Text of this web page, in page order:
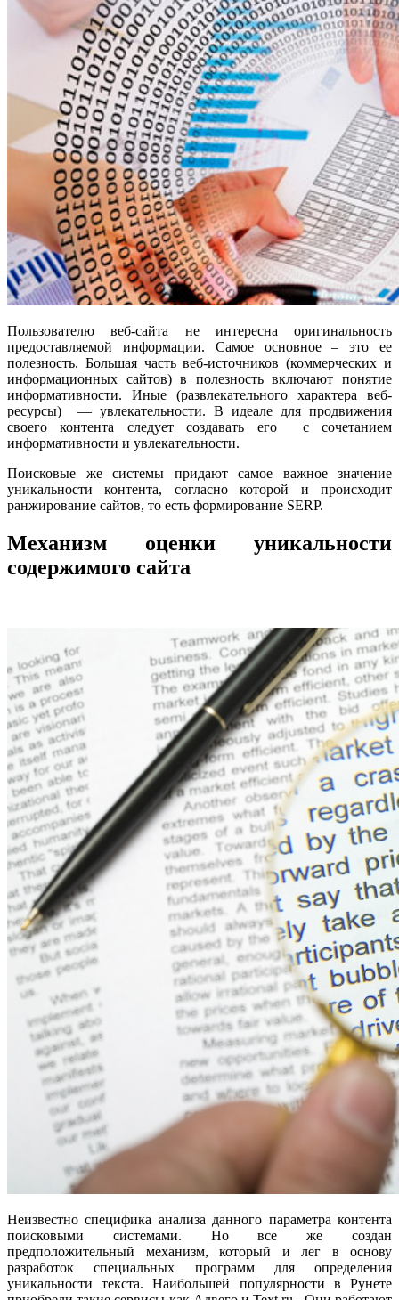
Пользователю веб-сайта не интересна оригинальность
предоставляемой информации. Самое основное – это ее
полезность. Большая часть веб-источников (коммерческих и
информационных сайтов) в полезность включают понятие
информативности. Иные (развлекательного характера веб-
ресурсы) — увлекательности. В идеале для продвижения
своего контента следует создавать его с сочетанием
информативности и увлекательности.
Поисковые же системы придают самое важное значение
уникальности контента, согласно которой и происходит
ранжирование сайтов, то есть формирование SERP.
Механизм оценки уникальности
содержимого сайта
Неизвестно специфика анализа данного параметра контента
поисковыми системами. Но все же создан
предположительный механизм, который и лег в основу
разработок специальных программ для определения
уникальности текста. Наибольшей популярности в Рунете